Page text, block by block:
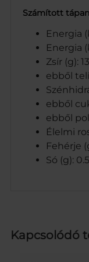
Számított
Energia
Energia
Zsír (g):
ebből
ebből
ebből
Élelmi
Fehérje
Só (g): 0.5
Kapcsolódó